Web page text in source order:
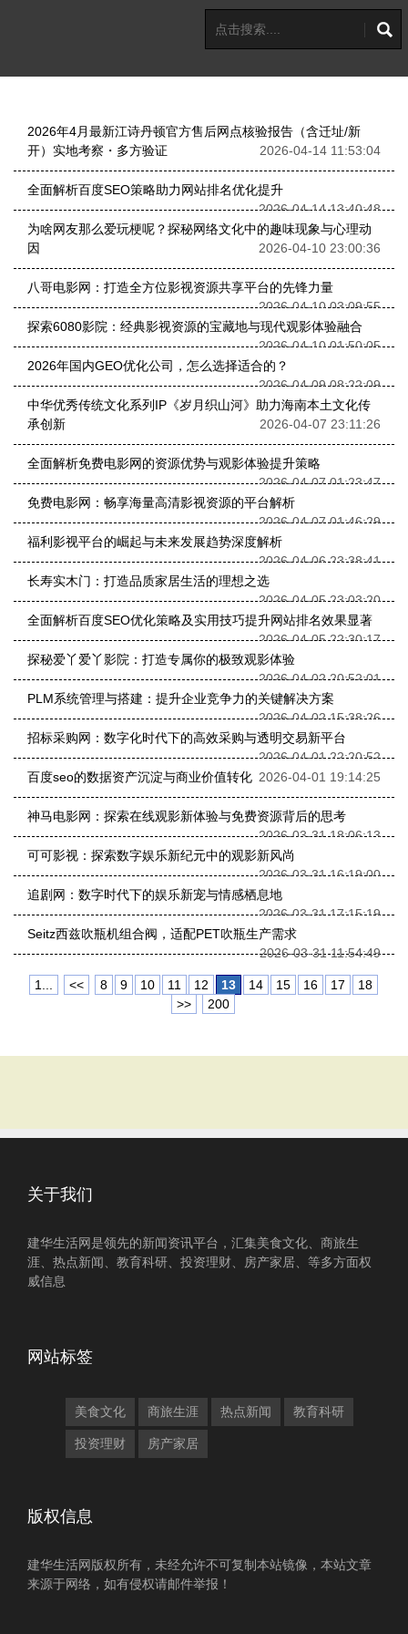
2026年4月最新江诗丹顿官方售后网点核验报告（含迁址/新
开）实地考察・多方验证
2026-04-14 11:53:04
全面解析百度SEO策略助力网站排名优化提升
2026-04-14 13:40:48
为啥网友那么爱玩梗呢？探秘网络文化中的趣味现象与心理动
因
2026-04-10 23:00:36
八哥电影网：打造全方位影视资源共享平台的先锋力量
2026-04-10 03:09:55
探索6080影院：经典影视资源的宝藏地与现代观影体验融合
2026-04-10 01:50:05
2026年国内GEO优化公司，怎么选择适合的？
2026-04-09 08:22:09
中华优秀传统文化系列IP《岁月织山河》助力海南本土文化传
承创新
2026-04-07 23:11:26
全面解析免费电影网的资源优势与观影体验提升策略
2026-04-07 01:23:47
免费电影网：畅享海量高清影视资源的平台解析
2026-04-07 01:46:29
福利影视平台的崛起与未来发展趋势深度解析
2026-04-06 23:38:41
长寿实木门：打造品质家居生活的理想之选
2026-04-05 23:03:20
全面解析百度SEO优化策略及实用技巧提升网站排名效果显著
2026-04-05 22:30:17
探秘爱丫爱丫影院：打造专属你的极致观影体验
2026-04-02 20:52:01
PLM系统管理与搭建：提升企业竞争力的关键解决方案
2026-04-02 15:38:26
招标采购网：数字化时代下的高效采购与透明交易新平台
2026-04-01 22:20:52
百度seo的数据资产沉淀与商业价值转化 2026-04-01 19:14:25
神马电影网：探索在线观影新体验与免费资源背后的思考
2026-03-31 18:06:13
可可影视：探索数字娱乐新纪元中的观影新风尚
2026-03-31 16:19:00
追剧网：数字时代下的娱乐新宠与情感栖息地
2026-03-31 17:15:19
Seitz西兹吹瓶机组合阀，适配PET吹瓶生产需求
2026-03-31 11:54:49
1... << 8 9 10 11 12 13 14 15 16 17
18
>>
200
关于我们
建华生活网是领先的新闻资讯平台，汇集美食文化、商旅生
涯、热点新闻、教育科研、投资理财、房产家居、等多方面权
威信息
网站标签
美食文化 商旅生涯 热点新闻 教育科研
投资理财 房产家居
版权信息
建华生活网版权所有，未经允许不可复制本站镜像，本站文章
来源于网络，如有侵权请邮件举报！